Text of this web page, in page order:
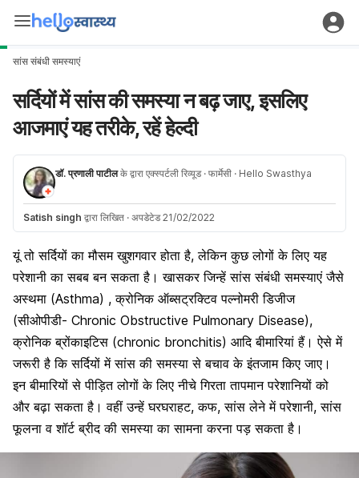
सांस संबंधी समस्याएं
सर्दियों में सांस की समस्या न बढ़ जाए, इसलिए
आजमाएं यह तरीके, रहें हेल्दी
डॉ. प्रणाली पाटीलके द्वारा एक्स्पर्टली रिव्यूड · फार्मेसी · Hello Swasthya
Satish singh द्वारा लिखित · अपडेटेड 21/02/2022
यूं तो सर्दियों का मौसम खुशगवार होता है, लेकिन कुछ लोगों के लिए यह
परेशानी का सबब बन सकता है। खासकर जिन्हें सांस संबंधी समस्याएं जैसे
अस्थमा (Asthma) , क्रोनिक ऑब्सट्रक्टिव पल्नोमरी डिजीज
(सीओपीडी- Chronic Obstructive Pulmonary Disease),
क्रोनिक ब्रोंकाइटिस (chronic bronchitis) आदि बीमारियां हैं। ऐसे में
जरूरी है किसर्दियों में सांस की समस्या से बचाव के इंतजाम किए जाए।
इन बीमारियों से पीड़ित लोगों के लिए नीचे गिरता तापमान परेशानियों को
और बढ़ा सकता है। वहीं उन्हें घरघराहट, कफ, सांस लेने में परेशानी, सांस
फूलना व शॉर्ट ब्रीद की समस्या का सामना करना पड़ सकता है।